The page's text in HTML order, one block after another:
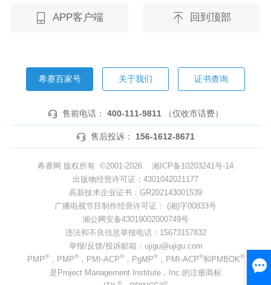
APP客户端 回到顶部
希赛百家号 关于我们 证书查询
售前电话： 400-111-9811 （仅收市话费）
售后投诉： 156-1612-8671
希赛网 版权所有 ©2001-2026 湘ICP备10203241号-14
出版物经营许可证：4301042021177
高新技术企业证书：GR202143001539
广播电视节目制作经营许可证： (湘)字00833号
湘公网安备43019002000749号
违法和不良信息举报电话：15673157832
举报/反馈/投诉邮箱：ujigu@ujigu.com
PMP®，PMP®，PMI-ACP®，PgMP®，PMI-ACP®和PMBOK®
是Project Management Institute，Inc.的注册商标
® ®